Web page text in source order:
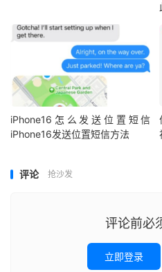
iPhone16怎么发送位置短信
iPhone16发送位置短信方法
评论 抢沙发
评论前必
立即登录